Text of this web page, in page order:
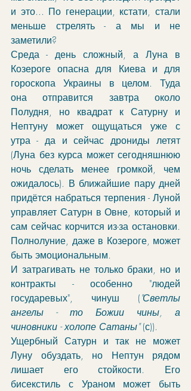
и это... По генерации, кстати, стали
меньше стрелять - а мы и не
заметили?
Среда - день сложный, а Луна в
Козероге опасна для Киева и для
гороскопа Украины в целом. Туда
она отправится завтра около
Полудня, но квадрат к Сатурну и
Нептуну может ощущаться уже с
утра - да и сейчас дрониды летят
(Луна без курса может сегодняшнюю
ночь сделать менее громкой, чем
ожидалось). В ближайшие пару дней
придётся набраться терпения - Луной
управляет Сатурн в Овне, который и
сам сейчас корчится из-за остановки.
Полнолуние, даже в Козероге, может
быть эмоциональным.
И затрагивать не только браки, но и
контракты - особенно "людей
государевых", чинуш ("Светлы
ангелы - то Божии чины, а
чиновники - холопе Сатаны" (с)).
Ущербный Сатурн и так не может
Луну обуздать, но Нептун рядом
лишает его стойкости. Его
бисекстиль с Ураном может быть